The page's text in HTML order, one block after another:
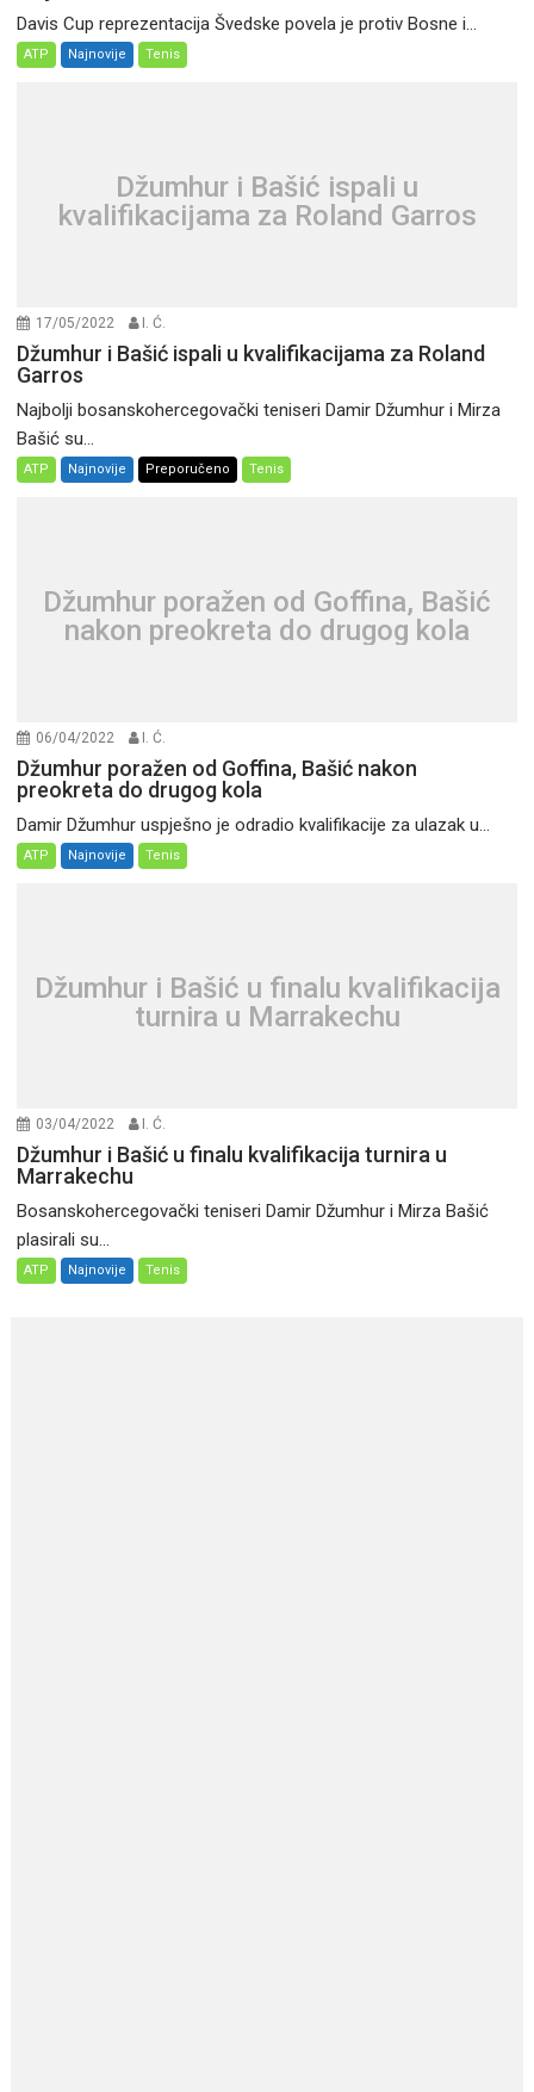
Davis Cup reprezentacija Švedske povela je protiv Bosne i...
ATP Najnovije Tenis
Džumhur i Bašić ispali u
kvalifikacijama za Roland Garros
17/05/2022 I. Ć.
Džumhur i Bašić ispali u kvalifikacijama za Roland
Garros
Najbolji bosanskohercegovački teniseri Damir Džumhur i Mirza
Bašić su...
ATP Najnovije Preporučeno Tenis
Džumhur poražen od Goffina, Bašić
nakon preokreta do drugog kola
06/04/2022 I. Ć.
Džumhur poražen od Goffina, Bašić nakon
preokreta do drugog kola
Damir Džumhur uspješno je odradio kvalifikacije za ulazak u...
ATP Najnovije Tenis
Džumhur i Bašić u finalu kvalifikacija
turnira u Marrakechu
03/04/2022 I. Ć.
Džumhur i Bašić u finalu kvalifikacija turnira u
Marrakechu
Bosanskohercegovački teniseri Damir Džumhur i Mirza Bašić
plasirali su...
ATP Najnovije Tenis